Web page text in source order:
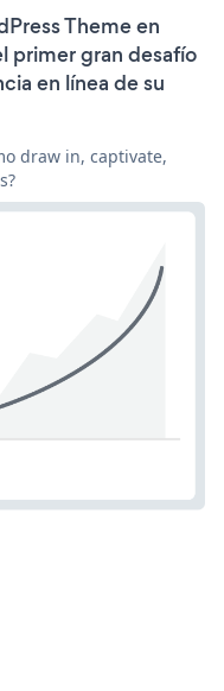
Theme en
primer gran desafío
en línea de su
draw in, captivate,